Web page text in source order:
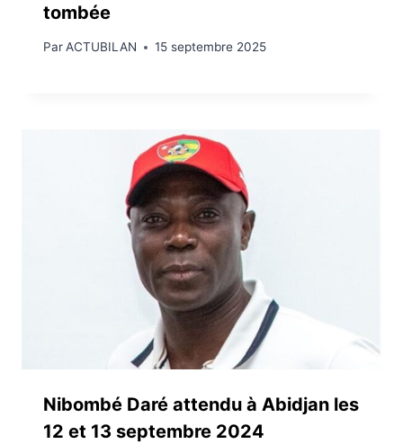
tombée
ParACTUBILAN 15 septembre 2025
Nibombé Daré attendu à Abidjan les
12 et 13 septembre 2024